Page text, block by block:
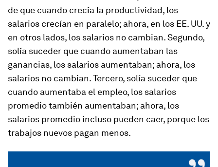
de que cuando crecía la productividad, los
salarios crecían en paralelo; ahora, en los EE. UU. y
en otros lados, los salarios no cambian. Segundo,
solía suceder que cuando aumentaban las
ganancias, los salarios aumentaban; ahora, los
salarios no cambian. Tercero, solía suceder que
cuando aumentaba el empleo, los salarios
promedio también aumentaban; ahora, los
salarios promedio incluso pueden caer, porque los
trabajos nuevos pagan menos.